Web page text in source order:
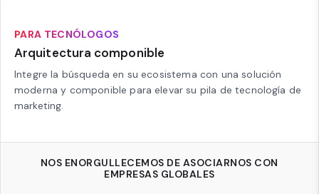
PARA TECNÓLOGOS
Arquitectura componible
Integre la búsqueda en su ecosistema con una solución
moderna y componible para elevar su pila de tecnología de
marketing.
NOS ENORGULLECEMOS DE ASOCIARNOS CON
EMPRESAS GLOBALES